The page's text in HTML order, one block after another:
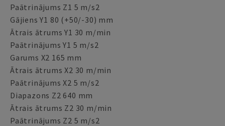
Paātrinājums Z1 5 m/s2
Gājiens Y1 80 (+50/-30) mm
Ātrais ātrums Y1 30 m/min
Paātrinājums Y1 5 m/s2
Garums X2 165 mm
Ātrais ātrums X2 30 m/min
Paātrinājums X2 5 m/s2
Diapazons Z2 640 mm
Ātrais ātrums Z2 30 m/min
Paātrinājums Z2 5 m/s2